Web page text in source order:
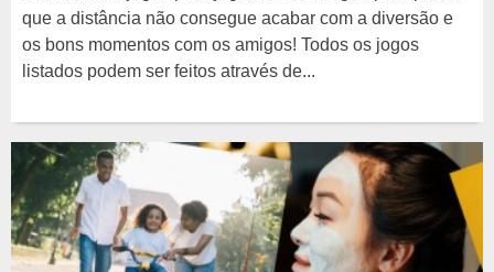
que a distância não consegue acabar com a diversão e
os bons momentos com os amigos! Todos os jogos
listados podem ser feitos através de...